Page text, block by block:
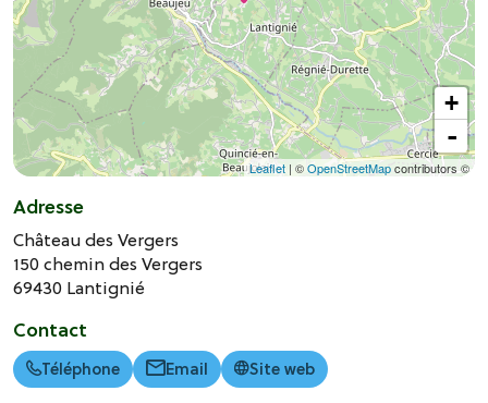
+
-
Leaflet | ©OpenStreetMapcontributors ©
Adresse
Château des Vergers
150 chemin des Vergers
69430 Lantignié
Contact
Téléphone Email Site web